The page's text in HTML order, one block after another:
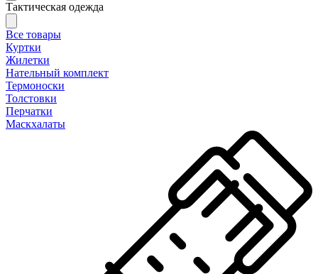
Тактическая одежда
Все товары
Куртки
Жилетки
Нательный комплект
Термоноски
Толстовки
Перчатки
Маскхалаты